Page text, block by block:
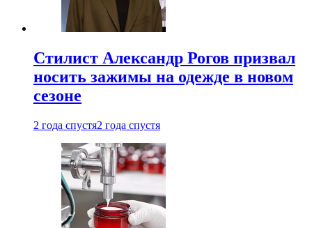
Стилист Александр Рогов призвал
носить зажимы на одежде в новом
сезоне
2 года спустя2 года спустя